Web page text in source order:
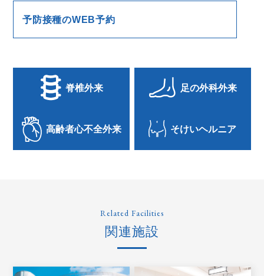
予防接種のWEB予約
脊椎外来 足の外科外来
高齢者心不全外来 そけいヘルニア
Related Facilities
関連施設